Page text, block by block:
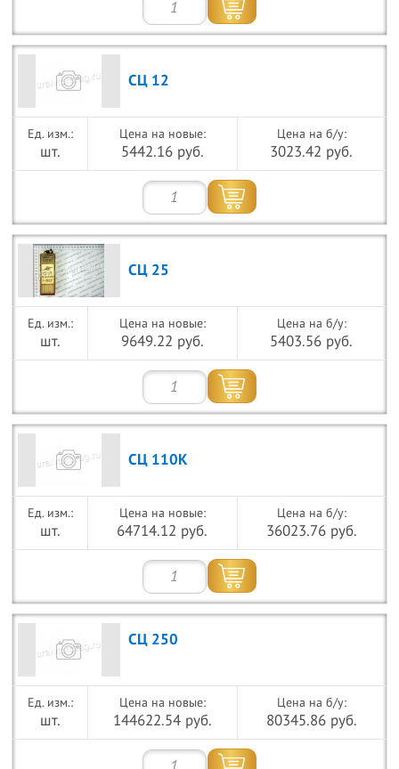
СЦ 12
шт.
Цена на новые:
5442.16 руб.
Цена на б/у:
3023.42 руб.
СЦ 25
шт.
Цена на новые:
9649.22 руб.
Цена на б/у:
5403.56 руб.
СЦ 110К
шт.
Цена на новые:
64714.12 руб.
Цена на б/у:
36023.76 руб.
СЦ 250
шт.
Цена на новые:
144622.54 руб.
Цена на б/у:
80345.86 руб.